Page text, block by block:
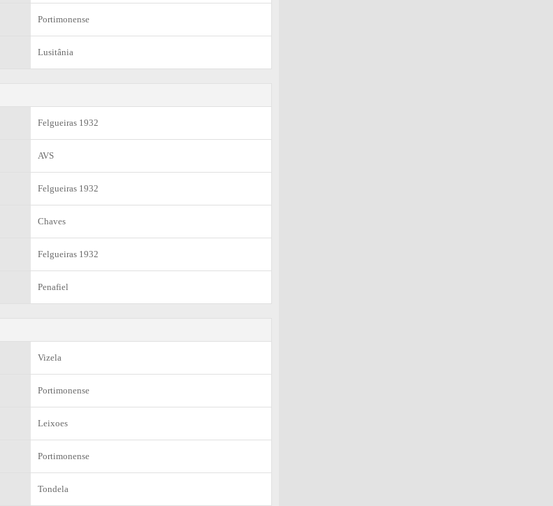
Portimonense
Lusitânia
Felgueiras 1932
AVS
Felgueiras 1932
Chaves
Felgueiras 1932
Penafiel
Vizela
Portimonense
Leixoes
Portimonense
Tondela